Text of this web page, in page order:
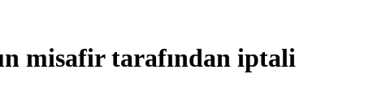
misafir tarafından iptali